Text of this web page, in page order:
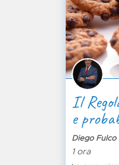
Il
e
Diego Fulco
1 ora